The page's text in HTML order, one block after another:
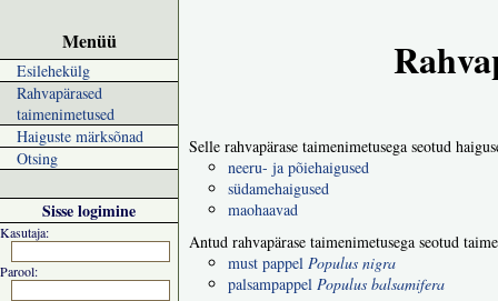
Menüü
Esilehekülg
Rahvapärased
taimenimetused
Haiguste märksõnad
Otsing
Sisse logimine
Kasutaja:
Parool:
Selle rahvapärase taimenimetusega seotud
neeru- ja põiehaigused
südamehaigused
maohaavad
Antud rahvapärase taimenimetusega seotud
must pappel Populus nigra
palsampappel Populus balsamifera